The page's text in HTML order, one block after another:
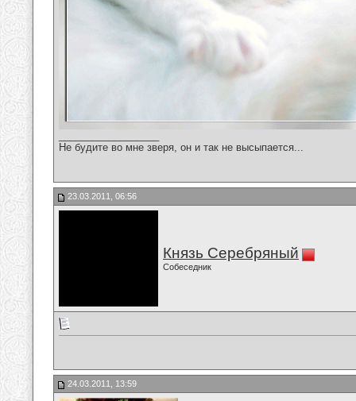
Не будите во мне зверя, он и так не высыпается...
23.03.2011, 06:56
Князь Серебряный
Собеседник
24.03.2011, 13:59